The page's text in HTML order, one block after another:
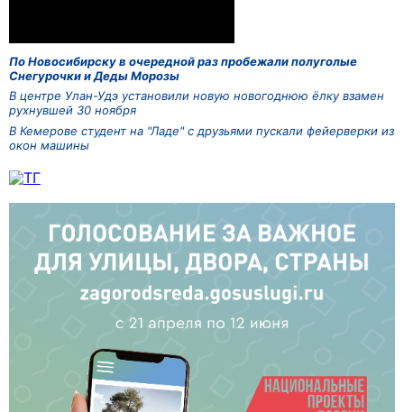
По Новосибирску в очередной раз пробежали полуголые
Снегурочки и Деды Морозы
В центре Улан-Удэ установили новую новогоднюю ёлку взамен
рухнувшей 30 ноября
В Кемерове студент на "Ладе" с друзьями пускали фейерверки из
окон машины